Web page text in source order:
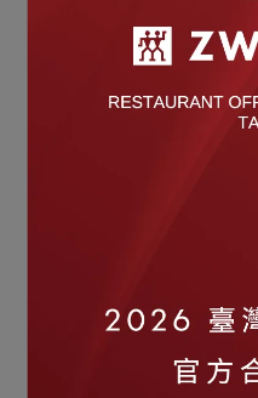
ZWILLING 德國雙人
NOW PLUS Ⅱ 黑曜鍋2.0不